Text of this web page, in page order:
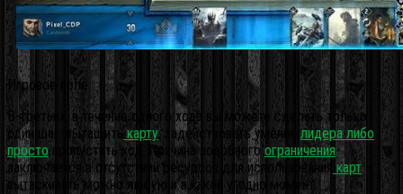
Игровое поле
В-третьих, в течение одного хода вы можете сделать только
один шаг: вытащитькарту, задействовать умение лидера либо
просто пропустить ход. Причина подобного ограничения
заключается в отсутствии ресурсов для использования карт–
вытаскивать можно любую и в какой угодно момент.